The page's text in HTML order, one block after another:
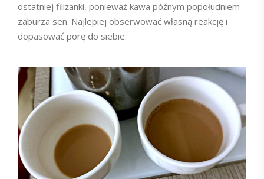
ostatniej filiżanki, ponieważ kawa późnym popołudniem
zaburza sen. Najlepiej obserwować własną reakcję i
dopasować porę do siebie.